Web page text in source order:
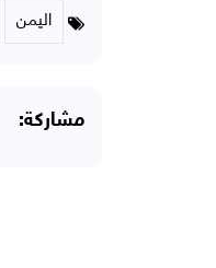
اليمن
مشاركة: